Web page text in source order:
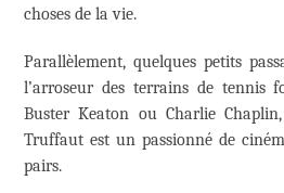
choses de la vie.
Parallèlement, quelques petits
l’arroseur des terrains de tennis
Buster Keaton ou Charlie
Truffaut est un passionné de
pairs.